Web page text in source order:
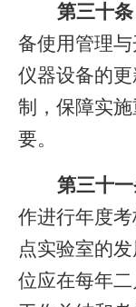
第三十条
备使用管理
仪器设备的
制，保障实
要。
第三十
作进行年度
点实验室的
位应在每年